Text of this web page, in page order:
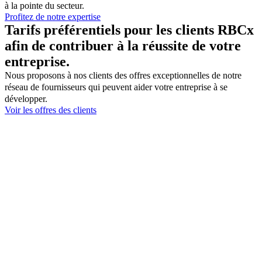
à la pointe du secteur.
Profitez de notre expertise
Tarifs préférentiels pour les clients RBCx
afin de contribuer à la réussite de votre
entreprise.
Nous proposons à nos clients des offres exceptionnelles de notre
réseau de fournisseurs qui peuvent aider votre entreprise à se
développer.
Voir les offres des clients